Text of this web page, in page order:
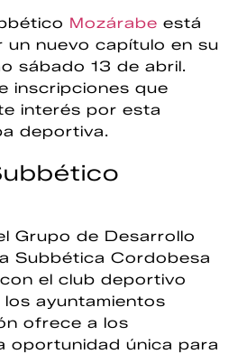
Mozárabe está
un nuevo capítulo en su
sábado 13 de abril.
inscripciones que
interés por esta
deportiva.
Grupo de Desarrollo
Subbética Cordobesa
el club deportivo
los ayuntamientos
ofrece a los
oportunidad única para